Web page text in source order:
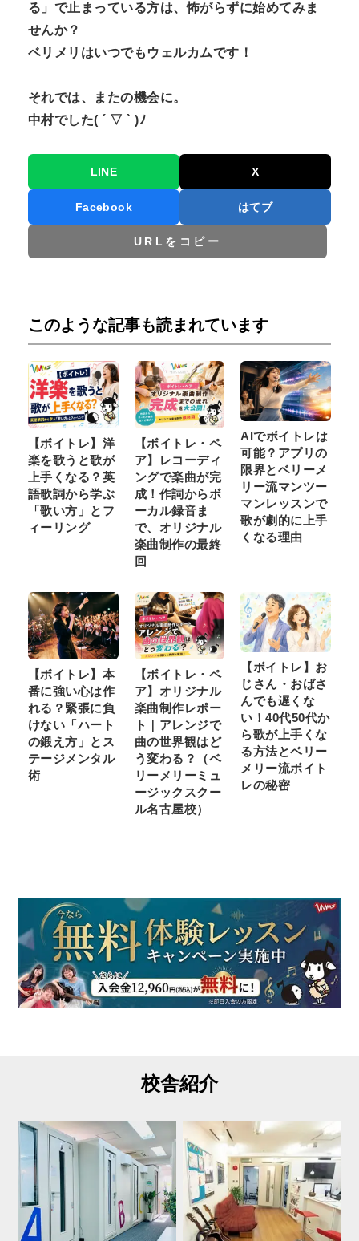
る」で止まっている方は、怖がらずに始めてみま
せんか？
ベリメリはいつでもウェルカムです！
それでは、またの機会に。
中村でした( ´ ▽ ` )ﾉ
LINE X
Facebook はてブ
URLをコピー
このような記事も読まれています
【ボイトレ】洋
楽を歌うと歌が
上手くなる？英
語歌詞から学ぶ
「歌い方」とフ
ィーリング
【ボイトレ・ペ
ア】レコーディ
ングで楽曲が完
成！作詞からボ
ーカル録音ま
で、オリジナル
楽曲制作の最終
回
AIでボイトレは
可能？アプリの
限界とベリーメ
リー流マンツー
マンレッスンで
歌が劇的に上手
くなる理由
【ボイトレ】本
番に強い心は作
れる？緊張に負
けない「ハート
の鍛え方」とス
テージメンタル
術
【ボイトレ・ペ
ア】オリジナル
楽曲制作レポー
ト｜アレンジで
曲の世界観はど
う変わる？（ベ
リーメリーミュ
ージックスクー
ル名古屋校）
【ボイトレ】お
じさん・おばさ
んでも遅くな
い！40代50代か
ら歌が上手くな
る方法とベリー
メリー流ボイト
レの秘密
校舎紹介